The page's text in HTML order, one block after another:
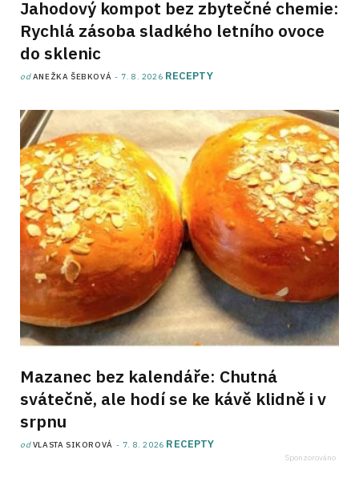
Jahodový kompot bez zbytečné chemie:
Rychlá zásoba sladkého letního ovoce
do sklenic
odANEŽKA ŠEBKOVÁ 7. 8. 2026 RECEPTY
Mazanec bez kalendáře: Chutná
svátečně, ale hodí se ke kávě klidně i v
srpnu
odVLASTA SIKOROVÁ 7. 8. 2026 RECEPTY